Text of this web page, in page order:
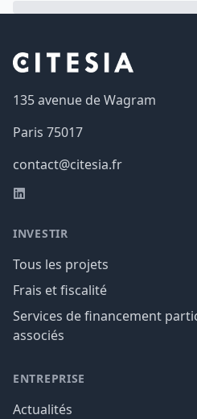
135 avenue de Wagram
Paris 75017
contact@citesia.fr
LinkedIn
INVESTIR
Tous les projets
Frais et fiscalité
Services de financement
associés
ENTREPRISE
Actualités